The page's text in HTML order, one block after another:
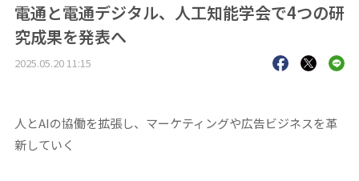
おすすめコンテンツ
出版物
電通と電通デジタル、人工知能学会で4つの研
究成果を発表へ
2025.05.20 11:15
人とAIの協働を拡張し、マーケティングや広告ビジネスを革
新していく